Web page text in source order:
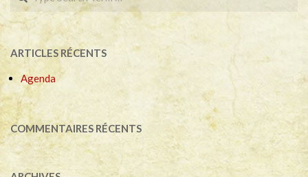
ARTICLES RÉCENTS
Agenda
COMMENTAIRES RÉCENTS